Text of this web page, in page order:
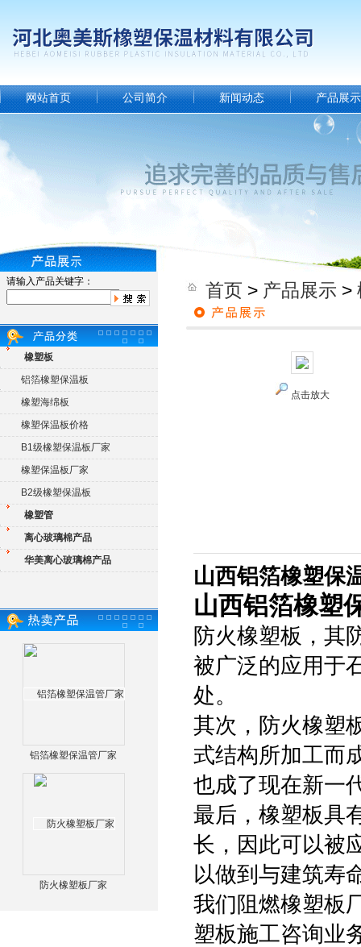
网站首页 公司简介 新闻动态 产品展示
请输入产品关键字：
橡塑板
铝箔橡塑保温板
橡塑海绵板
橡塑保温板价格
B1级橡塑保温板厂家
橡塑保温板厂家
B2级橡塑保温板
橡塑管
离心玻璃棉产品
华美离心玻璃棉产品
铝箔橡塑保温管厂家
防火橡塑板厂家
首页 > 产品展示 >
点击放大
山西铝箔橡塑保
山西铝箔橡塑
防火橡塑板，其
被广泛的应用于
处。
其次，防火橡塑
式结构所加工而
也成了现在新一
最后，橡塑板具
长，因此可以被
以做到与建筑寿
我们阻燃橡塑板
塑板施工咨询业